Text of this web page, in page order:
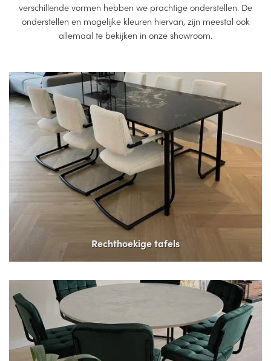
verschillende vormen hebben we prachtige onderstellen. De
onderstellen en mogelijke kleuren hiervan, zijn meestal ook
allemaal te bekijken in onze showroom.
Rechthoekige tafels